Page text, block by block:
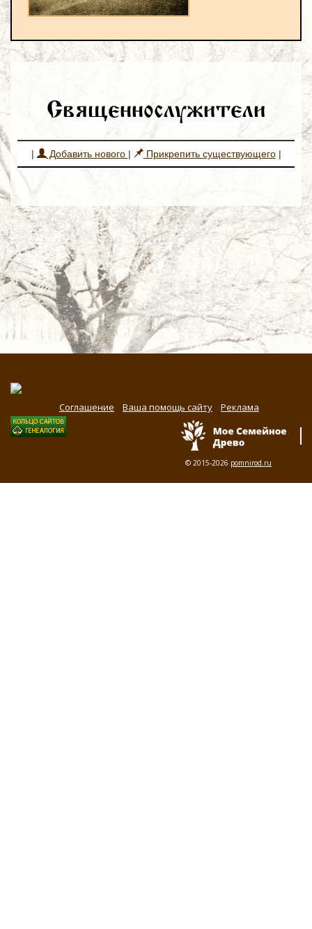
Священнослужители
| Добавить нового | Прикрепить существующего|
Соглашение Ваша помощь сайту Реклама
© 2015-2026 pomnirod.ru